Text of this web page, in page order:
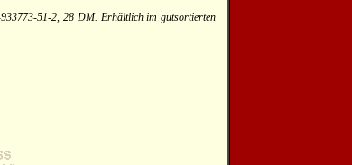
51-2, 28 DM. Erhältlich im gutsortierten